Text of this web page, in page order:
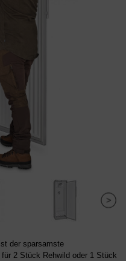
ist der sparsamste
2 Stück Rehwild oder 1 Stück